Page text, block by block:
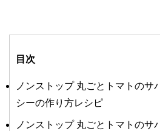
目次
ノンストップ 丸ごとトマトのサ
シーの作り方レシピ
ノンストップ 丸ごとトマトのサ